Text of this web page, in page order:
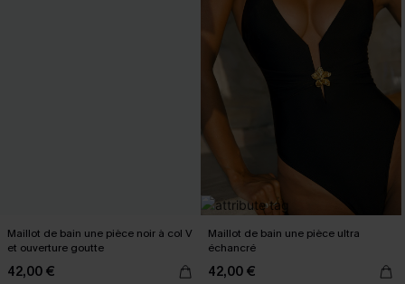
Maillot de bain une pièce noir à col V
et ouverture goutte
42,00 €
Maillot de bain une pièce ultra
échancré
42,00 €